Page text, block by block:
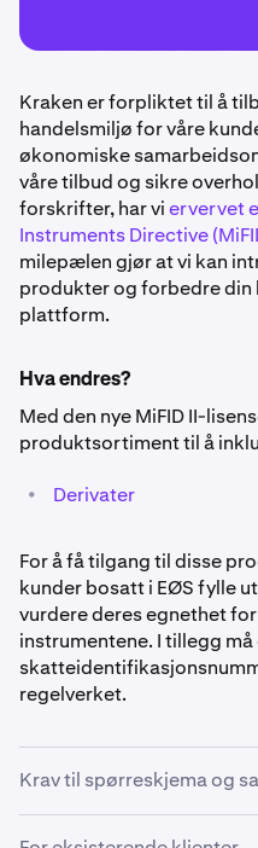
Kraken er forpliktet til å
handelsmiljø for våre
økonomiske
våre tilbud og sikre
forskrifter, har viervervet
Instruments Directive
milepælen gjør at vi kan
produkter og forbedre din
plattform.
Hva endres?
Med den nye MiFID II-
produktsortiment til å
• Derivater
For å få tilgang til disse
kunder bosatt i EØS fylle
vurdere deres egnethet
instrumentene. I tillegg
regelverket.
Krav til spørreskjema og
For å sikre at våre